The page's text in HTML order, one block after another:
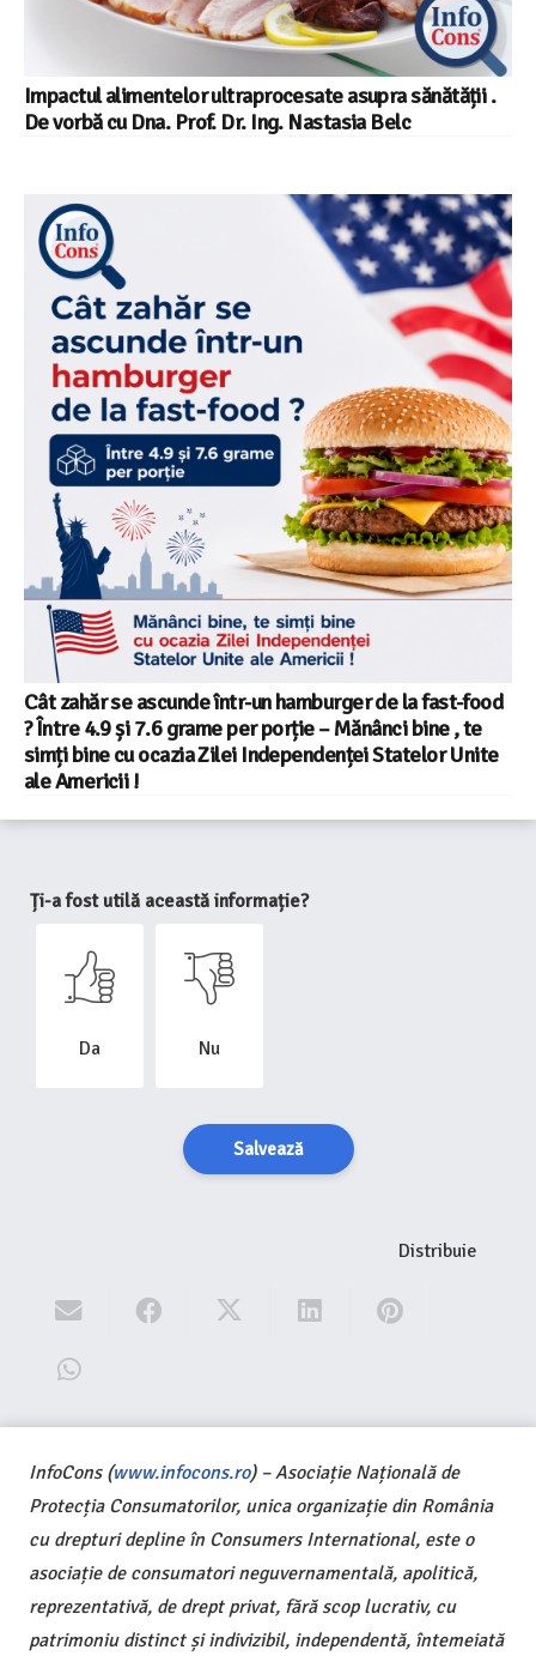
Impactul alimentelor ultraprocesate asupra sănătății .
De vorbă cu Dna. Prof. Dr. Ing. Nastasia Belc
Cât zahăr se ascunde într-un hamburger de la fast-food
? Între 4.9 și 7.6 grame per porție – Mănânci bine , te
simți bine cu ocazia Zilei Independenței Statelor Unite
ale Americii !
Ți-a fost utilă această informație?
Da Nu
Salvează
Distribuie
InfoCons (www.infocons.ro) – Asociație Națională de
Protecția Consumatorilor, unica organizație din România
cu drepturi depline în Consumers International, este o
asociație de consumatori neguvernamentală, apolitică,
reprezentativă, de drept privat, fără scop lucrativ, cu
patrimoniu distinct și indivizibil, independentă, întemeiată